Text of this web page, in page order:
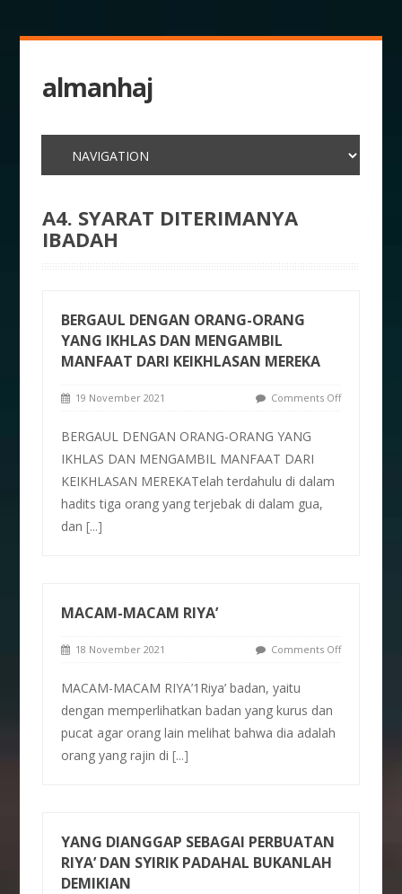
almanhaj
A4. SYARAT DITERIMANYA
IBADAH
BERGAUL DENGAN ORANG-ORANG
YANG IKHLAS DAN MENGAMBIL
MANFAAT DARI KEIKHLASAN MEREKA
19 November 2021 Comments Off
BERGAUL DENGAN ORANG-ORANG YANG
IKHLAS DAN MENGAMBIL MANFAAT DARI
KEIKHLASAN MEREKATelah terdahulu di dalam
hadits tiga orang yang terjebak di dalam gua,
dan[...]
MACAM-MACAM RIYA’
18 November 2021 Comments Off
MACAM-MACAM RIYA’1Riya’ badan, yaitu
dengan memperlihatkan badan yang kurus dan
pucat agar orang lain melihat bahwa dia adalah
orang yang rajin di[...]
YANG DIANGGAP SEBAGAI PERBUATAN
RIYA’ DAN SYIRIK PADAHAL BUKANLAH
DEMIKIAN